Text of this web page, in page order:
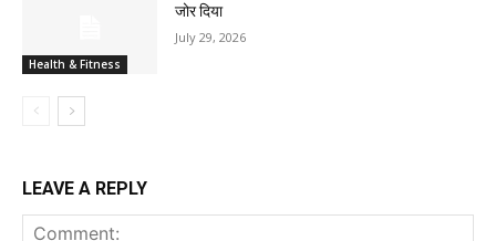
Health & Fitness
जोर दिया
July 29, 2026
LEAVE A REPLY